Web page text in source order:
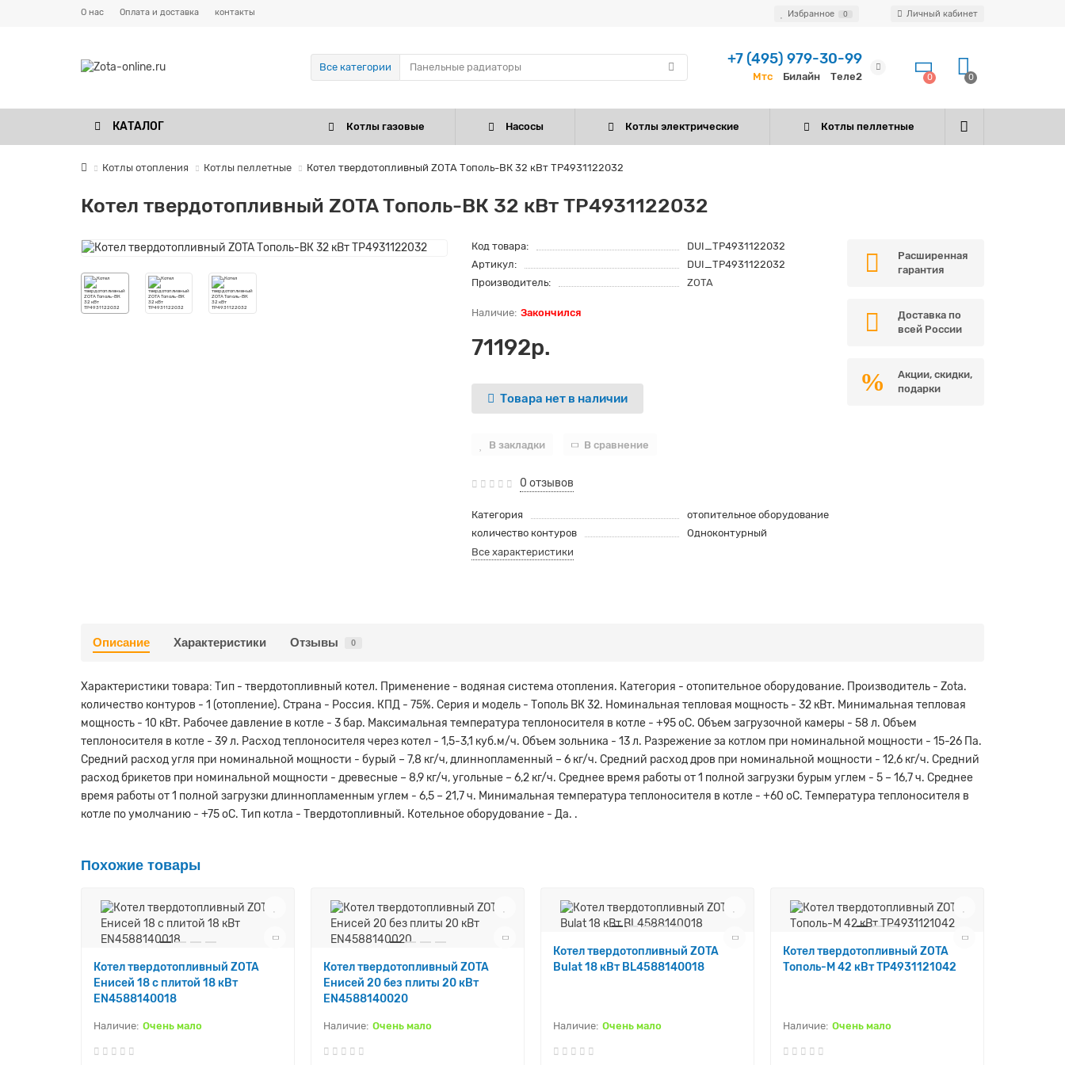
О нас Оплата и доставка контакты Избранное 0 Личный кабинет
Все категории
+7 (495) 979-30-99
Мтс Билайн Теле2 0 0
КАТАЛОГ Котлы газовые Насосы Котлы электрические Котлы пеллетные
Котлы отопления Котлы пеллетные Котел твердотопливный ZOTA Тополь-ВК 32 кВт TP4931122032
Котел твердотопливный ZOTA Тополь-ВК 32 кВт TP4931122032
Код товара:
DUI_TP4931122032
Артикул:
DUI_TP4931122032
Производитель:
ZOTA
Закончился
71192р.
Товара нет в наличии
В закладки В сравнение
0 отзывов
Категория
отопительное оборудование
количество контуров
Одноконтурный
Все характеристики
Расширенная
гарантия
Доставка по
всей России
Акции, скидки,
подарки
Описание Характеристики Отзывы 0
Характеристики товара: Тип - твердотопливный котел. Применение - водяная система отопления. Категория - отопительное оборудование. Производитель - Zota.
количество контуров - 1 (отопление). Страна - Россия. КПД - 75%. Серия и модель - Тополь ВК 32. Номинальная тепловая мощность - 32 кВт. Минимальная тепловая
мощность - 10 кВт. Рабочее давление в котле - 3 бар. Максимальная температура теплоносителя в котле - +95 оС. Объем загрузочной камеры - 58 л. Объем
теплоносителя в котле - 39 л. Расход теплоносителя через котел - 1,5-3,1 куб.м/ч. Объем зольника - 13 л. Разрежение за котлом при номинальной мощности - 15-26 Па.
Средний расход угля при номинальной мощности - бурый – 7,8 кг/ч, длиннопламенный – 6 кг/ч. Средний расход дров при номинальной мощности - 12,6 кг/ч. Средний
расход брикетов при номинальной мощности - древесные – 8,9 кг/ч, угольные – 6,2 кг/ч. Среднее время работы от 1 полной загрузки бурым углем - 5 – 16,7 ч. Среднее
время работы от 1 полной загрузки длиннопламенным углем - 6,5 – 21,7 ч. Минимальная температура теплоносителя в котле - +60 оС. Температура теплоносителя в
котле по умолчанию - +75 оС. Тип котла - Твердотопливный. Котельное оборудование - Да. .
Похожие товары
Котел твердотопливный ZOTA
Енисей 18 с плитой 18 кВт
EN4588140018
Очень мало
Котел твердотопливный ZOTA
Енисей 20 без плиты 20 кВт
EN4588140020
Очень мало
Котел твердотопливный ZOTA
Bulat 18 кВт BL4588140018
Очень мало
Котел твердотопливный ZOTA
Тополь-М 42 кВт TP4931121042
Очень мало